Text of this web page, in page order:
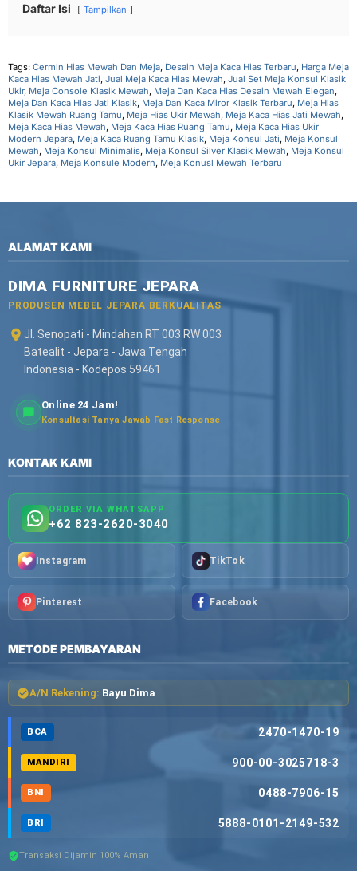
Daftar Isi Tampilkan
Tags: Cermin Hias Mewah Dan Meja, Desain Meja Kaca Hias Terbaru, Harga Meja
Kaca Hias Mewah Jati, Jual Meja Kaca Hias Mewah, Jual Set Meja Konsul Klasik
Ukir, Meja Console Klasik Mewah, Meja Dan Kaca Hias Desain Mewah Elegan,
Meja Dan Kaca Hias Jati Klasik, Meja Dan Kaca Miror Klasik Terbaru, Meja Hias
Klasik Mewah Ruang Tamu, Meja Hias Ukir Mewah, Meja Kaca Hias Jati Mewah,
Meja Kaca Hias Mewah, Meja Kaca Hias Ruang Tamu, Meja Kaca Hias Ukir
Modern Jepara, Meja Kaca Ruang Tamu Klasik, Meja Konsul Jati, Meja Konsul
Mewah, Meja Konsul Minimalis, Meja Konsul Silver Klasik Mewah, Meja Konsul
Ukir Jepara, Meja Konsule Modern, Meja Konusl Mewah Terbaru
ALAMAT KAMI
DIMA FURNITURE JEPARA
PRODUSEN MEBEL JEPARA BERKUALITAS
Jl. Senopati - Mindahan RT 003 RW 003
Batealit - Jepara - Jawa Tengah
Indonesia - Kodepos 59461
Online 24 Jam!
Konsultasi Tanya Jawab Fast Response
KONTAK KAMI
ORDER VIA WHATSAPP
+62 823-2620-3040
Instagram TikTok
Pinterest Facebook
METODE PEMBAYARAN
A/N Rekening: Bayu Dima
BCA 2470-1470-19
MANDIRI 900-00-3025718-3
BNI 0488-7906-15
BRI 5888-0101-2149-532
Transaksi Dijamin 100% Aman